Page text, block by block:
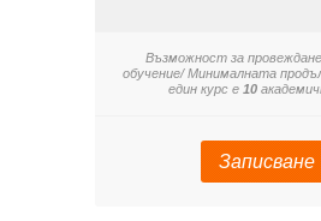
Възможност за
обучение/ Минималната
един курс е 10
Записване